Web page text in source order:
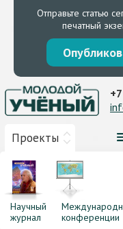
Отправьте статью
печатный
Проекты
Научный
журнал
конференции